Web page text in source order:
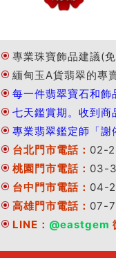
專業珠寶飾品建議(
緬甸玉A貨翡翠的專
每一件翡翠寶石和
七天鑑賞期。收到
專業翡翠鑑定師「謝
台北門市電話： 02-
桃園門市電話： 03-
台中門市電話： 04-
高雄門市電話： 07-
LINE： @eastgem